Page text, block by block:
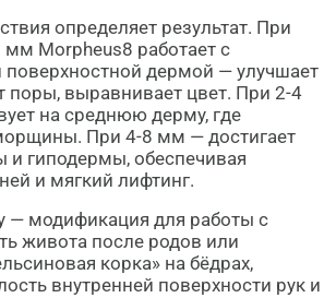
определяет результат. При
мм Morpheus8 работает с
дермой — улучшает
поры, выравнивает цвет. При 2-4
на среднюю дерму, где
При 4-8 мм — достигает
и гиподермы, обеспечивая
и мягкий лифтинг.
— модификация для работы с
живота после родов или
корка» на бёдрах,
внутренней поверхности рук и